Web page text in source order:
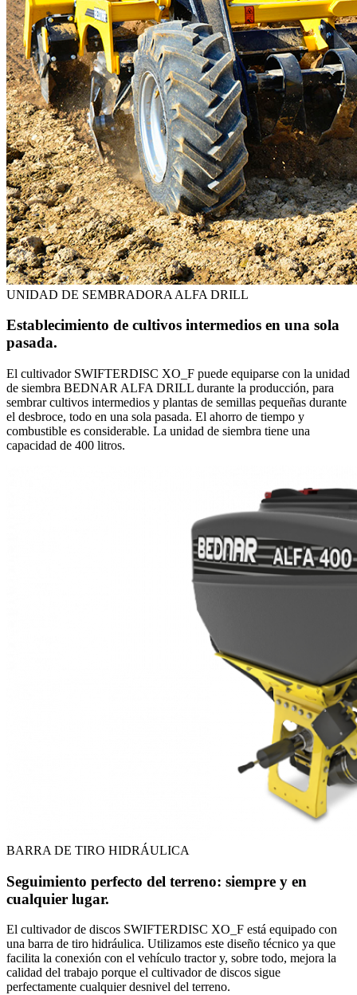
UNIDAD DE SEMBRADORA ALFA DRILL
Establecimiento de cultivos intermedios en una sola
pasada.
El cultivador SWIFTERDISC XO_F puede equiparse con la unidad
de siembra BEDNAR ALFA DRILL durante la producción, para
sembrar cultivos intermedios y plantas de semillas pequeñas durante
el desbroce, todo en una sola pasada. El ahorro de tiempo y
combustible es considerable. La unidad de siembra tiene una
capacidad de 400 litros.
BARRA DE TIRO HIDRÁULICA
Seguimiento perfecto del terreno: siempre y en
cualquier lugar.
El cultivador de discos SWIFTERDISC XO_F está equipado con
una barra de tiro hidráulica. Utilizamos este diseño técnico ya que
facilita la conexión con el vehículo tractor y, sobre todo, mejora la
calidad del trabajo porque el cultivador de discos sigue
perfectamente cualquier desnivel del terreno.